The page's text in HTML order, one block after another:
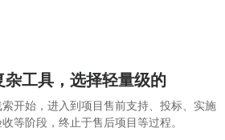
杂工具，选择轻量级的
索开始，进入到项目售前支持、投标、实施
等阶段，终止于售后项目等过程。